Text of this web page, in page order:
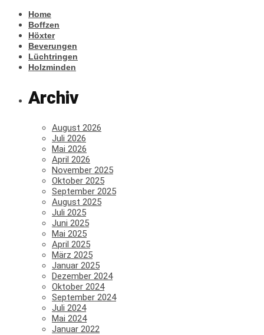
Home
Boffzen
Höxter
Beverungen
Lüchtringen
Holzminden
Archiv
August 2026
Juli 2026
Mai 2026
April 2026
November 2025
Oktober 2025
September 2025
August 2025
Juli 2025
Juni 2025
Mai 2025
April 2025
März 2025
Januar 2025
Dezember 2024
Oktober 2024
September 2024
Juli 2024
Mai 2024
Januar 2022